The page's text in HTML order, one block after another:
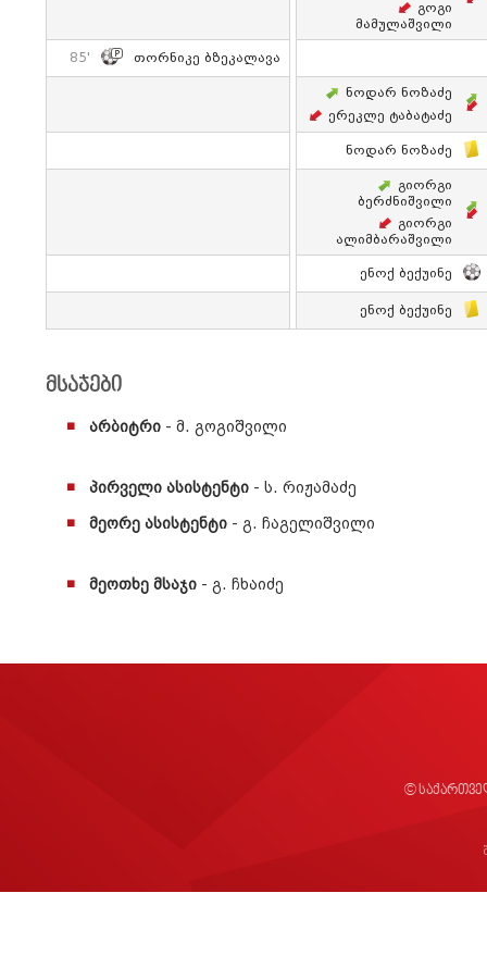
Გოგი
Მამულაშვილი
85' Თორნიკე Ბზეკალავა
Ნოდარ Ნოზაძე
Ერეკლე Ტაბატაძე
Ნოდარ Ნოზაძე
Გიორგი
Ბერძნიშვილი
Გიორგი
Ალიმბარაშვილი
Ენოქ Ბექუინე
Ენოქ Ბექუინე
მსაჯები
არბიტრი - მ. გოგიშვილი
პირველი ასისტენტი - ს. რიჟამაძე
მეორე ასისტენტი - გ. ჩაგელიშვილი
მეოთხე მსაჯი - გ. ჩხაიძე
©